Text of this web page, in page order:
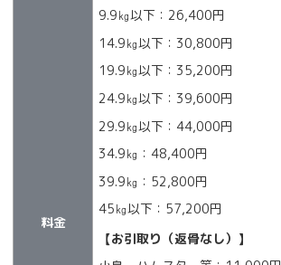
料金
9.9㎏以下：26,400円
14.9㎏以下：30,800円
19.9㎏以下：35,200円
24.9㎏以下：39,600円
29.9㎏以下：44,000円
34.9㎏：48,400円
39.9㎏：52,800円
45㎏以下：57,200円
【お引取り（返骨なし）】